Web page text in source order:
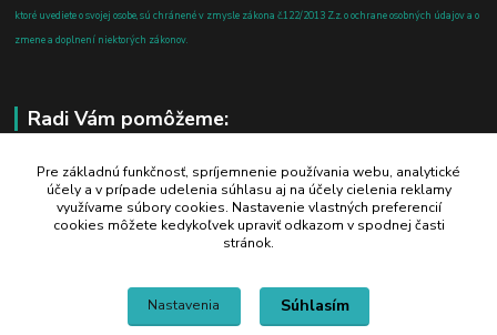
ktoré uvediete o svojej osobe, sú chránené v zmysle zákona č.122/2013 Z.z. o ochrane osobných údajov a o
zmene a doplnení niektorých zákonov.
Radi Vám pomôžeme:
+421 908 700 612
po-pia: 8.00 - 16.00
business@jtf.sk
Pre základnú funkčnosť, spríjemnenie používania webu, analytické
účely a v prípade udelenia súhlasu aj na účely cielenia reklamy
využívame súbory cookies. Nastavenie vlastných preferencií
cookies môžete kedykoľvek upraviť odkazom v spodnej časti
stránok.
Nastavenia Súhlasím